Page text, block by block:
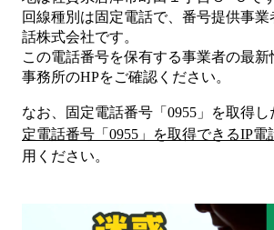
回線種別は固定電話で、番号提供事業
話株式会社です。
この電話番号を保有する事業者の最新
事務所のHPをご確認ください。
なお、固定電話番号「 0955 」を取得し
定電話番号「 0955 」を取得できるIP電
用ください。